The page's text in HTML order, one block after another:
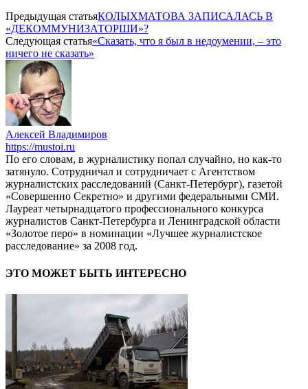
Предыдущая статьяКОЛЫХМАТОВА ЗАПИСАЛАСЬ В
«ДЕКОММУНИЗАТОРШИ»?
Следующая статья«Сказать, что я был в недоумении, – это
ничего не сказать»
Алексей Владимиров
https://mustoi.ru
По его словам, в журналистику попал случайно, но как-то
затянуло. Сотрудничал и сотрудничает с Агентством
журналистских расследований (Санкт-Петербург), газетой
«Совершенно Секретно» и другими федеральными СМИ.
Лауреат четырнадцатого профессионального конкурса
журналистов Санкт-Петербурга и Ленинградской области
«Золотое перо» в номинации «Лучшее журналистское
расследование» за 2008 год.
ЭТО МОЖЕТ БЫТЬ ИНТЕРЕСНО